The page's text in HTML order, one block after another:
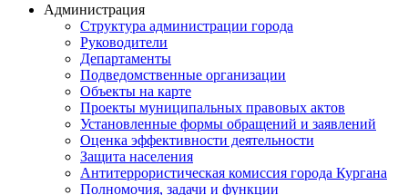
Администрация
Структура администрации города
Руководители
Департаменты
Подведомственные организации
Объекты на карте
Проекты муниципальных правовых актов
Установленные формы обращений и заявлений
Оценка эффективности деятельности
Защита населения
Антитеррористическая комиссия города Кургана
Полномочия, задачи и функции